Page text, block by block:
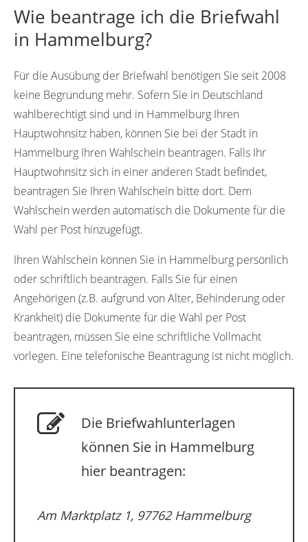
Wie beantrage ich die Briefwahl
in Hammelburg?
Für die Ausübung der Briefwahl benötigen Sie seit 2008
keine Begründung mehr. Sofern Sie in Deutschland
wahlberechtigt sind und in Hammelburg Ihren
Hauptwohnsitz haben, können Sie bei der Stadt in
Hammelburg Ihren Wahlschein beantragen. Falls Ihr
Hauptwohnsitz sich in einer anderen Stadt befindet,
beantragen Sie Ihren Wahlschein bitte dort. Dem
Wahlschein werden automatisch die Dokumente für die
Wahl per Post hinzugefügt.
Ihren Wahlschein können Sie in Hammelburg persönlich
oder schriftlich beantragen. Falls Sie für einen
Angehörigen (z.B. aufgrund von Alter, Behinderung oder
Krankheit) die Dokumente für die Wahl per Post
beantragen, müssen Sie eine schriftliche Vollmacht
vorlegen. Eine telefonische Beantragung ist nicht möglich.
Die Briefwahlunterlagen
können Sie in Hammelburg
hier beantragen:
Am Marktplatz 1, 97762 Hammelburg